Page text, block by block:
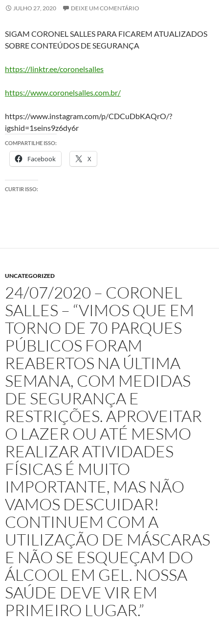
JULHO 27, 2020 DEIXE UM COMENTÁRIO
SIGAM CORONEL SALLES PARA FICAREM ATUALIZADOS
SOBRE CONTEÚDOS DE SEGURANÇA
https://linktr.ee/coronelsalles
https://www.coronelsalles.com.br/
https://www.instagram.com/p/CDCuDbKAQrO/?
igshid=1seins9z6dy6r
COMPARTILHE ISSO:
Facebook X
CURTIR ISSO:
UNCATEGORIZED
24/07/2020 – CORONEL
SALLES – “VIMOS QUE EM
TORNO DE 70 PARQUES
PÚBLICOS FORAM
REABERTOS NA ÚLTIMA
SEMANA, COM MEDIDAS
DE SEGURANÇA E
RESTRIÇÕES. APROVEITAR
O LAZER OU ATÉ MESMO
REALIZAR ATIVIDADES
FÍSICAS É MUITO
IMPORTANTE, MAS NÃO
VAMOS DESCUIDAR!
CONTINUEM COM A
UTILIZAÇÃO DE MÁSCARAS
E NÃO SE ESQUEÇAM DO
ÁLCOOL EM GEL. NOSSA
SAÚDE DEVE VIR EM
PRIMEIRO LUGAR.”